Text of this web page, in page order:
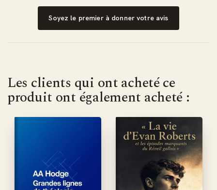
Soyez le premier à donner votre avis
Les clients qui ont acheté ce
produit ont également acheté :